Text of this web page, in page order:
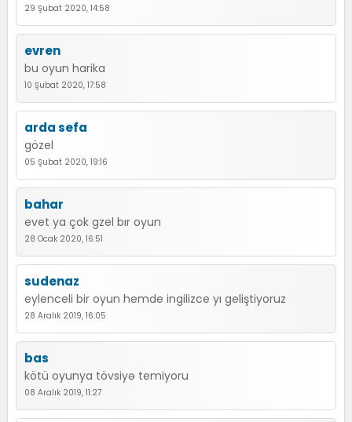
29 Şubat 2020, 14:58
evren
bu oyun harika
10 Şubat 2020, 17:58
arda sefa
gözel
05 Şubat 2020, 19:16
bahar
evet ya çok gzel bır oyun
28 Ocak 2020, 16:51
sudenaz
eylenceli bir oyun hemde ingilizce yı geliştiyoruz
28 Aralık 2019, 16:05
bas
kötü oyunya tövsiyə temiyoru
08 Aralık 2019, 11:27